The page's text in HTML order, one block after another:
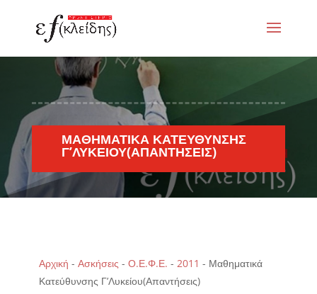
ΜΑΘΗΜΑΤΙΚΆ ΚΑΤΕΎΘΥΝΣΗΣ
Γ’ΛΥΚΕΊΟΥ(ΑΠΑΝΤΉΣΕΙΣ)
Αρχική - Ασκήσεις - Ο.Ε.Φ.Ε. - 2011 - Μαθηματικά
Κατεύθυνσης Γ’Λυκείου(Απαντήσεις)